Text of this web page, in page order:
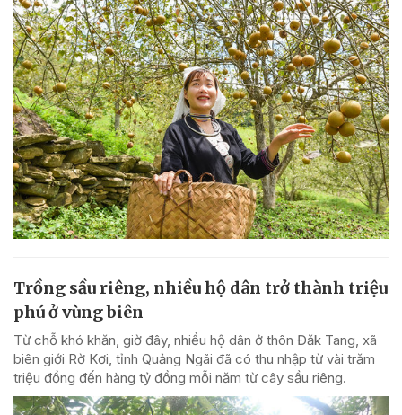
Trồng sầu riêng, nhiều hộ dân trở thành triệu
phú ở vùng biên
Từ chỗ khó khăn, giờ đây, nhiều hộ dân ở thôn Đăk Tang, xã
biên giới Rờ Kơi, tỉnh Quảng Ngãi đã có thu nhập từ vài trăm
triệu đồng đến hàng tỷ đồng mỗi năm từ cây sầu riêng.